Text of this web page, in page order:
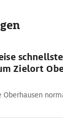
Zielort
Oberhausen